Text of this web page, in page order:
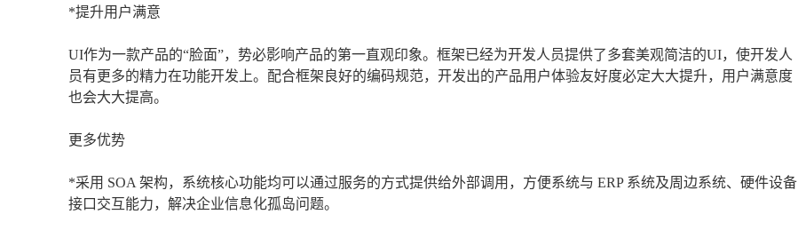
*提升用户满意
UI作为一款产品的“脸面”，势必影响产品的第一直观印象。框架已经为开发人员提供了多套美观简洁的UI，使开发人
员有更多的精力在功能开发上。配合框架良好的编码规范，开发出的产品用户体验友好度必定大大提升，用户满意度
也会大大提高。
更多优势
*采用 SOA 架构，系统核心功能均可以通过服务的方式提供给外部调用，方便系统与 ERP 系统及周边系统、硬件设备
接口交互能力，解决企业信息化孤岛问题。